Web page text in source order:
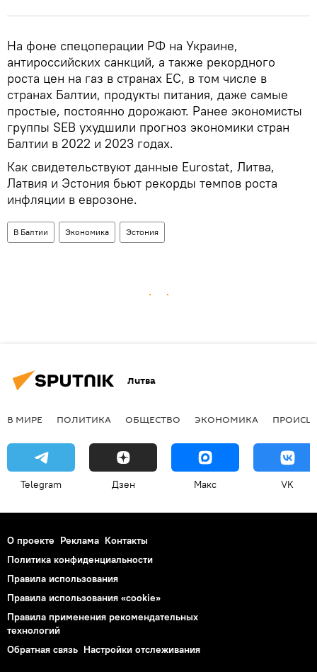
На фоне спецоперации РФ на Украине,
антироссийских санкций, а также рекордного
роста цен на газ в странах ЕС, в том числе в
странах Балтии, продукты питания, даже самые
простые, постоянно дорожают. Ранее экономисты
группы SEB ухудшили прогноз экономики стран
Балтии в 2022 и 2023 годах.
Как свидетельствуют данные Eurostat, Литва,
Латвия и Эстония бьют рекорды темпов роста
инфляции в еврозоне.
В Балтии Экономика Эстония
Литва
В МИРЕ ПОЛИТИКА ОБЩЕСТВО ЭКОНОМИКА
Telegram Дзен Макс VK
О проекте Реклама Контакты
Политика конфиденциальности
Правила использования
Правила использования «cookie»
Правила применения рекомендательных
технологий
Обратная связь Настройки отслеживания